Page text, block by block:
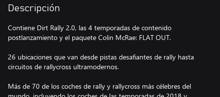
Descripción
Contiene Dirt Rally 2.0, las 4 temporadas de contenido
postlanzamiento y el paquete Colin McRae: FLAT OUT.
26 ubicaciones que van desde pistas desafiantes de rally hasta
circuitos de rallycross ultramodernos.
Más de 70 de los coches de rally y rallycross más célebres del